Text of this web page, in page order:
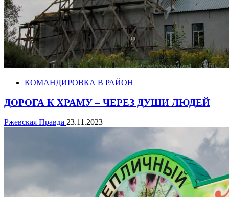
КОМАНДИРОВКА В РАЙОН
ДОРОГА К ХРАМУ – ЧЕРЕЗ ДУШИ ЛЮДЕЙ
Ржевская Правда 23.11.2023